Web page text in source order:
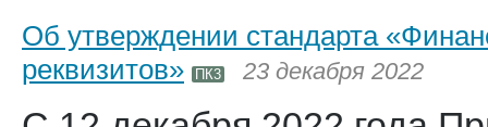
Об утверждении стандарта
реквизитов»
ПК3 23 декабря 2022